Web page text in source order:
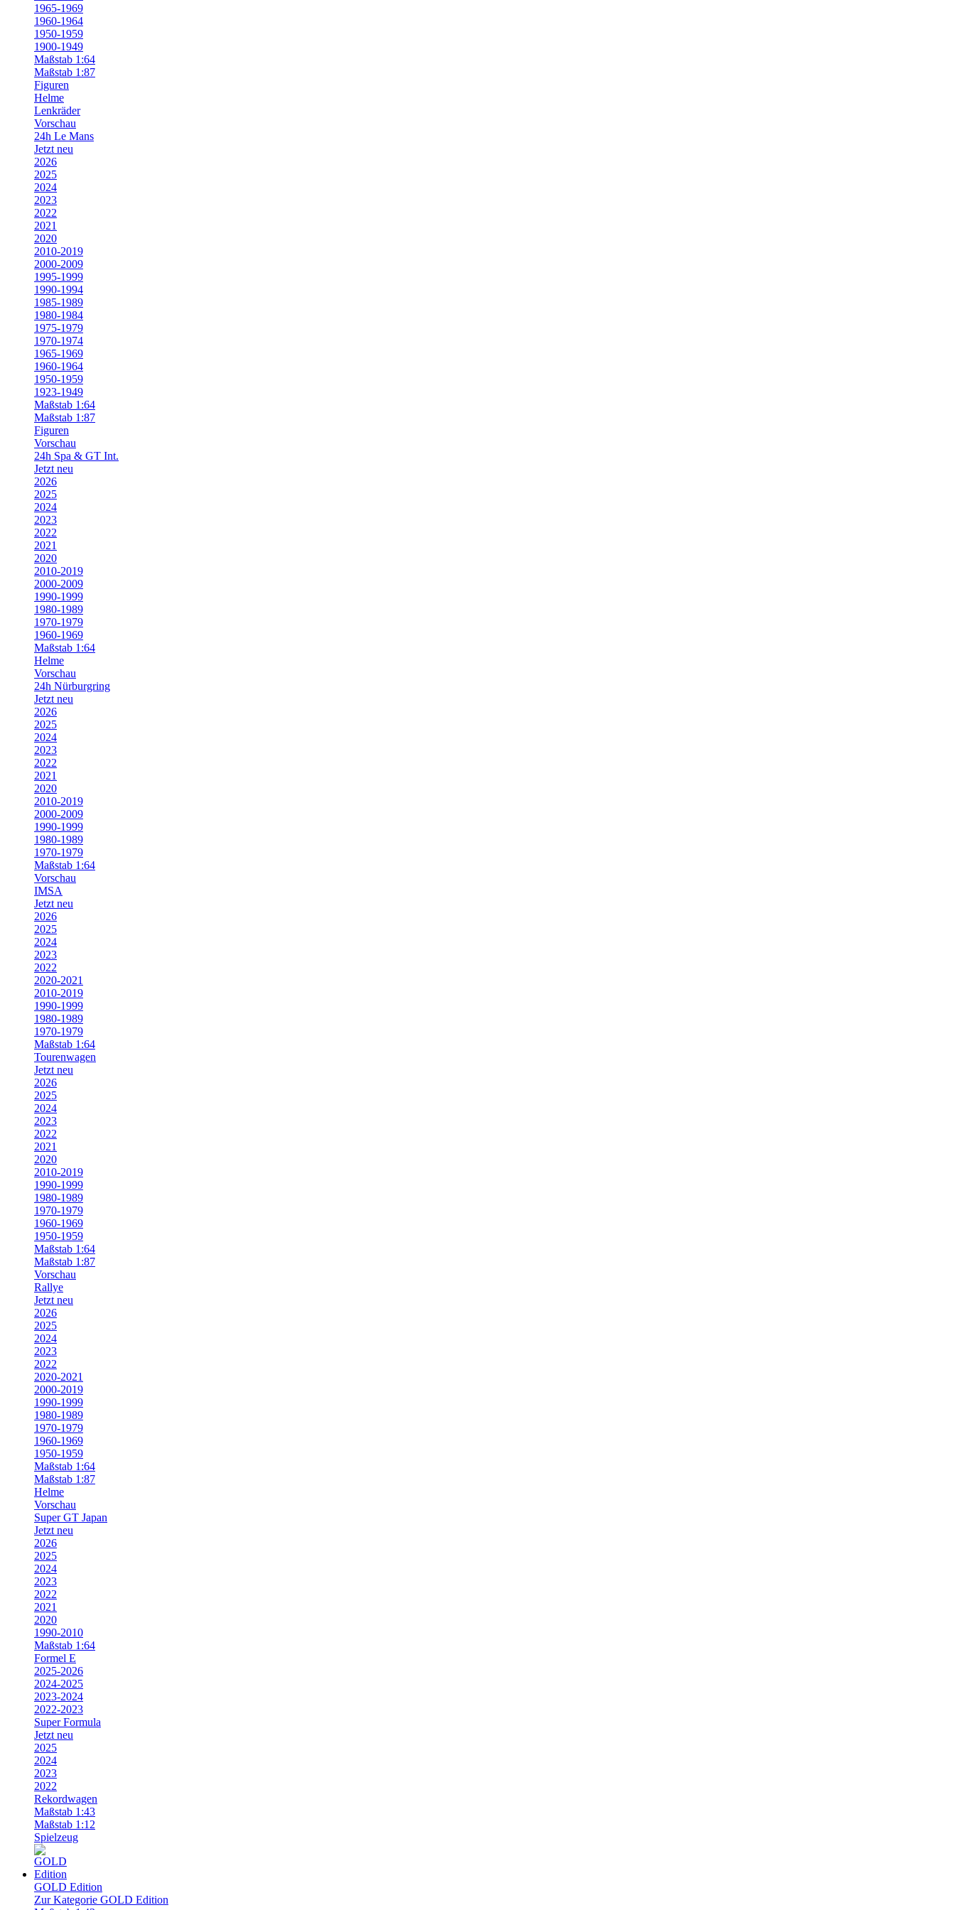
1965-1969
1960-1964
1950-1959
1900-1949
Maßstab 1:64
Maßstab 1:87
Figuren
Helme
Lenkräder
Vorschau
24h Le Mans
Jetzt neu
2026
2025
2024
2023
2022
2021
2020
2010-2019
2000-2009
1995-1999
1990-1994
1985-1989
1980-1984
1975-1979
1970-1974
1965-1969
1960-1964
1950-1959
1923-1949
Maßstab 1:64
Maßstab 1:87
Figuren
Vorschau
24h Spa & GT Int.
Jetzt neu
2026
2025
2024
2023
2022
2021
2020
2010-2019
2000-2009
1990-1999
1980-1989
1970-1979
1960-1969
Maßstab 1:64
Helme
Vorschau
24h Nürburgring
Jetzt neu
2026
2025
2024
2023
2022
2021
2020
2010-2019
2000-2009
1990-1999
1980-1989
1970-1979
Maßstab 1:64
Vorschau
IMSA
Jetzt neu
2026
2025
2024
2023
2022
2020-2021
2010-2019
1990-1999
1980-1989
1970-1979
Maßstab 1:64
Tourenwagen
Jetzt neu
2026
2025
2024
2023
2022
2021
2020
2010-2019
1990-1999
1980-1989
1970-1979
1960-1969
1950-1959
Maßstab 1:64
Maßstab 1:87
Vorschau
Rallye
Jetzt neu
2026
2025
2024
2023
2022
2020-2021
2000-2019
1990-1999
1980-1989
1970-1979
1960-1969
1950-1959
Maßstab 1:64
Maßstab 1:87
Helme
Vorschau
Super GT Japan
Jetzt neu
2026
2025
2024
2023
2022
2021
2020
1990-2010
Maßstab 1:64
Formel E
2025-2026
2024-2025
2023-2024
2022-2023
Super Formula
Jetzt neu
2025
2024
2023
2022
Rekordwagen
Maßstab 1:43
Maßstab 1:12
Spielzeug
GOLD Edition
Zur Kategorie GOLD Edition